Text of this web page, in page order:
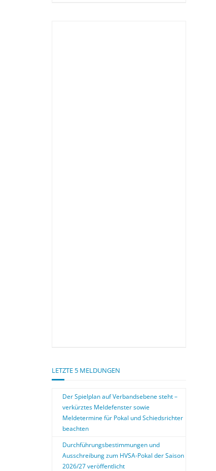
LETZTE 5 MELDUNGEN
Der Spielplan auf Verbandsebene steht –
verkürztes Meldefenster sowie
Meldetermine für Pokal und Schiedsrichter
beachten
Durchführungsbestimmungen und
Ausschreibung zum HVSA-Pokal der Saison
2026/27 veröffentlicht